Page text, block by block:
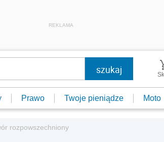
REKLAMA
Prawo Twoje pieniądze Moto
rozpowszechniony